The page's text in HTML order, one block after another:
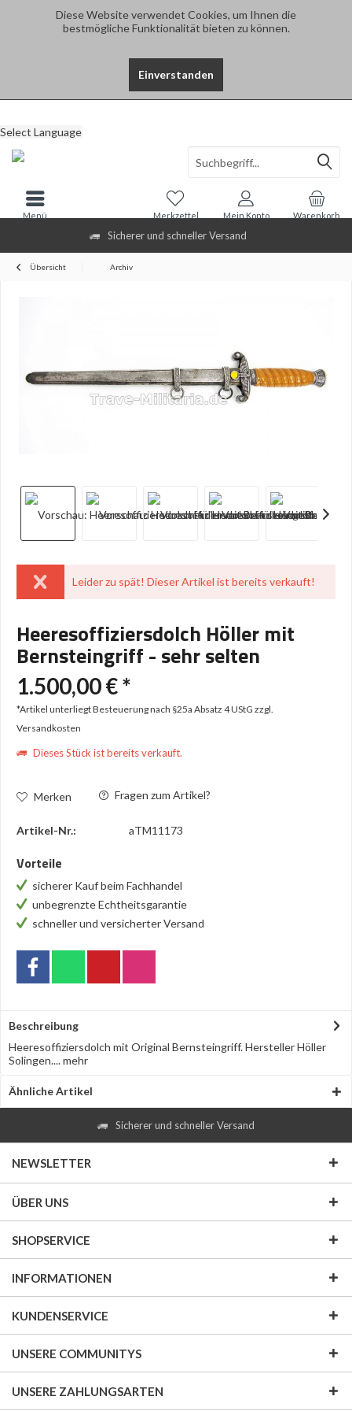
Diese Website verwendet Cookies, um Ihnen die
bestmögliche Funktionalität bieten zu können.
Einverstanden
Sicherer und schneller Versand
Select Language
Warenkorb
Merkzettel Mein Konto
Menü
Übersicht Archiv
Leider zu spät! Dieser Artikel ist bereits verkauft!
Heeresoffiziersdolch Höller mit
Bernsteingriff - sehr selten
1.500,00 € *
*Artikel unterliegt Besteuerung nach §25a Absatz 4 UStG zzgl.
Versandkosten
Dieses Stück ist bereits verkauft.
Merken Fragen zum Artikel?
Artikel-Nr.: aTM11173
Vorteile
sicherer Kauf beim Fachhandel
unbegrenzte Echtheitsgarantie
schneller und versicherter Versand
Beschreibung
Heeresoffiziersdolch mit Original Bernsteingriff. Hersteller Höller
Solingen....mehr
Ähnliche Artikel
Sicherer und schneller Versand
NEWSLETTER
ÜBER UNS
SHOPSERVICE
INFORMATIONEN
KUNDENSERVICE
UNSERE COMMUNITYS
UNSERE ZAHLUNGSARTEN